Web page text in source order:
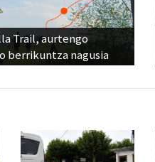
Trail, aurtengo
berrikuntza nagusia